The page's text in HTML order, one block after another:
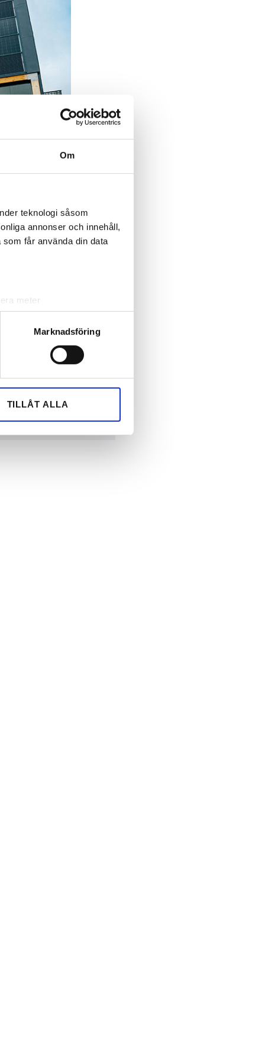
Om
teknologi såsom
annonser och innehåll,
får använda din data
meter
. Du kan ändra
information från din enhet
kombinera informationen
Marknadsföring
TILLÅT ALLA